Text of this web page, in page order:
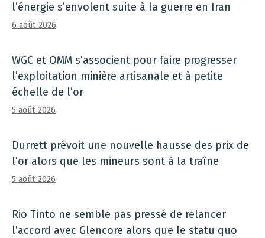
l’énergie s’envolent suite à la guerre en Iran
6 août 2026
WGC et OMM s’associent pour faire progresser
l’exploitation minière artisanale et à petite
échelle de l’or
5 août 2026
Durrett prévoit une nouvelle hausse des prix de
l’or alors que les mineurs sont à la traîne
5 août 2026
Rio Tinto ne semble pas pressé de relancer
l’accord avec Glencore alors que le statu quo